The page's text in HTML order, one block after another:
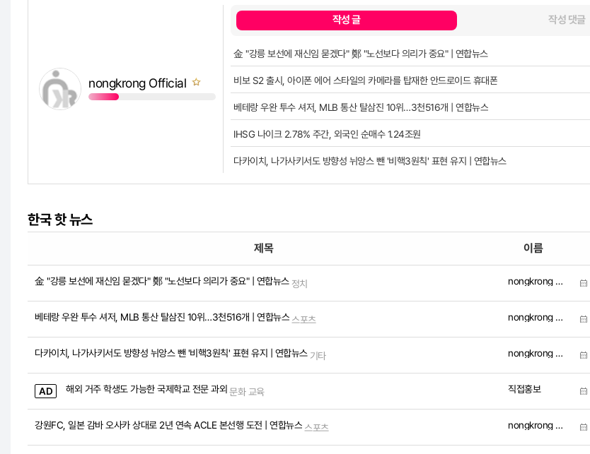
nongkrong Official
작성 글 작성 댓글
金 "강릉 보선에 재신임 묻겠다" 鄭 "노선보다 의리가 중요" | 연합뉴스
비보 S2 출시, 아이폰 에어 스타일의 카메라를 탑재한 안드로이드 휴대폰
베테랑 우완 투수 셔저, MLB 통산 탈삼진 10위…3천516개 | 연합뉴스
IHSG 나이크 2.78% 주간, 외국인 순매수 1.24조원
다카이치, 나가사키서도 방향성 뉘앙스 뺀 '비핵3원칙' 표현 유지 | 연합뉴스
한국 핫 뉴스
제목 이름
金 "강릉 보선에 재신임 묻겠다" 鄭 "노선보다 의리가 중요" | 연합뉴스 정치 nongkrong Official
베테랑 우완 투수 셔저, MLB 통산 탈삼진 10위…3천516개 | 연합뉴스스포츠 nongkrong Official
다카이치, 나가사키서도 방향성 뉘앙스 뺀 '비핵3원칙' 표현 유지 | 연합뉴스 기타 nongkrong Official
AD 해외 거주 학생도 가능한 국제학교 전문 과외 문화 교육 직접홍보
강원FC, 일본 감바 오사카 상대로 2년 연속 ACLE 본선행 도전 | 연합뉴스스포츠 nongkrong Official